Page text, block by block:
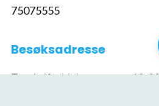
75075555
Besøksadresse
Torolv Kveldulvsons gate 10,